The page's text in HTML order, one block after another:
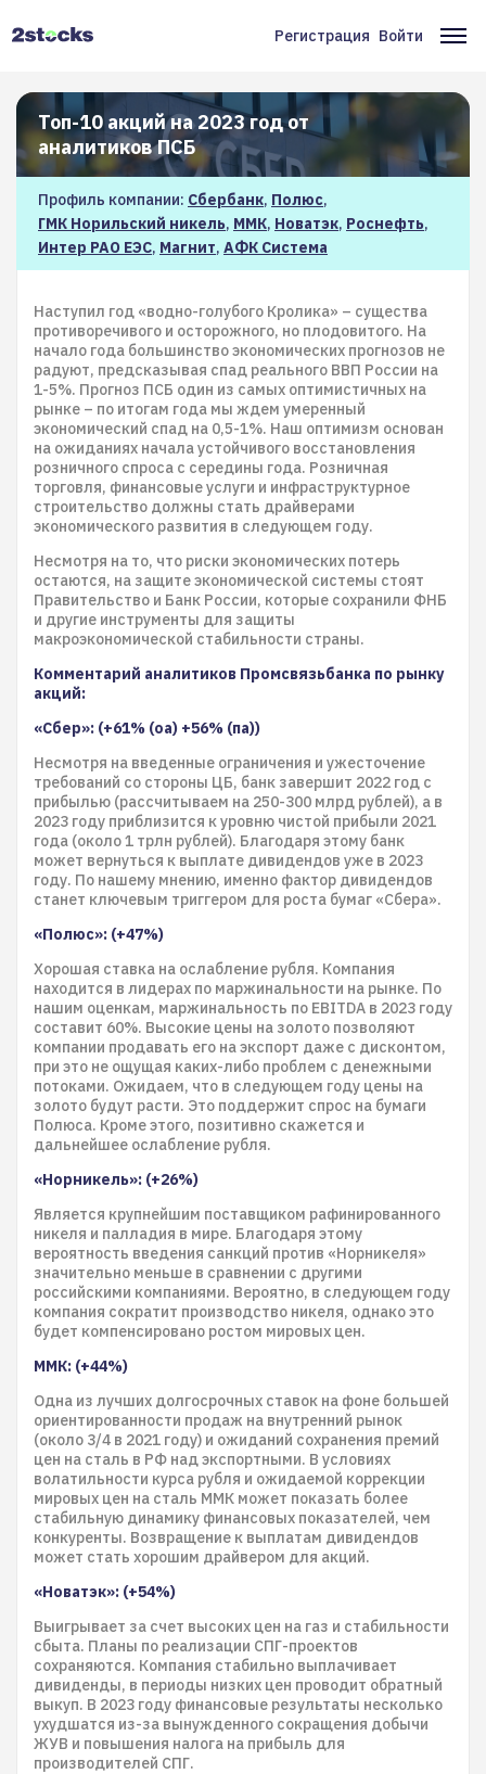
Меню
учётной
записи
пользователя
Регистрация Войти
Топ-10 акций на 2023 год от
аналитиков ПСБ
Профиль компании: Сбербанк, Полюс,
ГМК Норильский никель, ММК, Новатэк, Роснефть,
Интер РАО ЕЭС, Магнит, АФК Система
Наступил год «водно-голубого Кролика» – существа
противоречивого и осторожного, но плодовитого. На
начало года большинство экономических прогнозов не
радуют, предсказывая спад реального ВВП России на
1-5%. Прогноз ПСБ один из самых оптимистичных на
рынке – по итогам года мы ждем умеренный
экономический спад на 0,5-1%. Наш оптимизм основан
на ожиданиях начала устойчивого восстановления
розничного спроса с середины года. Розничная
торговля, финансовые услуги и инфраструктурное
строительство должны стать драйверами
экономического развития в следующем году.
Несмотря на то, что риски экономических потерь
остаются, на защите экономической системы стоят
Правительство и Банк России, которые сохранили ФНБ
и другие инструменты для защиты
макроэкономической стабильности страны.
Комментарий аналитиков Промсвязьбанка по рынку
акций:
«Сбер»: (+61% (оа) +56% (па))
Несмотря на введенные ограничения и ужесточение
требований со стороны ЦБ, банк завершит 2022 год с
прибылью (рассчитываем на 250-300 млрд рублей), а в
2023 году приблизится к уровню чистой прибыли 2021
года (около 1 трлн рублей). Благодаря этому банк
может вернуться к выплате дивидендов уже в 2023
году. По нашему мнению, именно фактор дивидендов
станет ключевым триггером для роста бумаг «Сбера».
«Полюс»: (+47%)
Хорошая ставка на ослабление рубля. Компания
находится в лидерах по маржинальности на рынке. По
нашим оценкам, маржинальность по EBITDA в 2023 году
составит 60%. Высокие цены на золото позволяют
компании продавать его на экспорт даже с дисконтом,
при это не ощущая каких-либо проблем с денежными
потоками. Ожидаем, что в следующем году цены на
золото будут расти. Это поддержит спрос на бумаги
Полюса. Кроме этого, позитивно скажется и
дальнейшее ослабление рубля.
«Норникель»: (+26%)
Является крупнейшим поставщиком рафинированного
никеля и палладия в мире. Благодаря этому
вероятность введения санкций против «Норникеля»
значительно меньше в сравнении с другими
российскими компаниями. Вероятно, в следующем году
компания сократит производство никеля, однако это
будет компенсировано ростом мировых цен.
ММК: (+44%)
Одна из лучших долгосрочных ставок на фоне большей
ориентированности продаж на внутренний рынок
(около 3/4 в 2021 году) и ожиданий сохранения премий
цен на сталь в РФ над экспортными. В условиях
волатильности курса рубля и ожидаемой коррекции
мировых цен на сталь ММК может показать более
стабильную динамику финансовых показателей, чем
конкуренты. Возвращение к выплатам дивидендов
может стать хорошим драйвером для акций.
«Новатэк»: (+54%)
Выигрывает за счет высоких цен на газ и стабильности
сбыта. Планы по реализации СПГ-проектов
сохраняются. Компания стабильно выплачивает
дивиденды, в периоды низких цен проводит обратный
выкуп. В 2023 году финансовые результаты несколько
ухудшатся из-за вынужденного сокращения добычи
ЖУВ и повышения налога на прибыль для
производителей СПГ.